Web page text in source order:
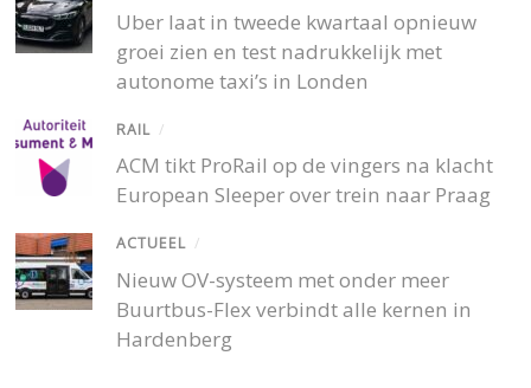
Uber laat in tweede kwartaal opnieuw
groei zien en test nadrukkelijk met
autonome taxi’s in Londen
RAIL /
ACM tikt ProRail op de vingers na klacht
European Sleeper over trein naar Praag
ACTUEEL /
Nieuw OV-systeem met onder meer
Buurtbus-Flex verbindt alle kernen in
Hardenberg